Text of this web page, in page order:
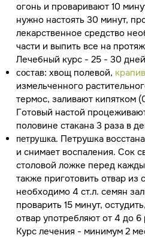
огонь и проваривают 10
нужно настоять 30 минут,
лекарственное средство
части и выпить все на
Лечебный курс - 25 - 30
состав: хвощ полевой,
измельченного
термос, заливают кипятком
Готовый настой
половине стакана 3 раза в
петрушка. Петрушка
и снимает воспаления. Сок
столовой ложке перед
также приготовить отвар из
необходимо 4 ст.л. семян
проварить 15 минут,
отвар употребляют от 4 до
Курс лечения - минимум 2